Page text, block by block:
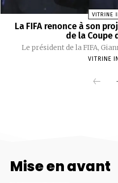
Mise en avant